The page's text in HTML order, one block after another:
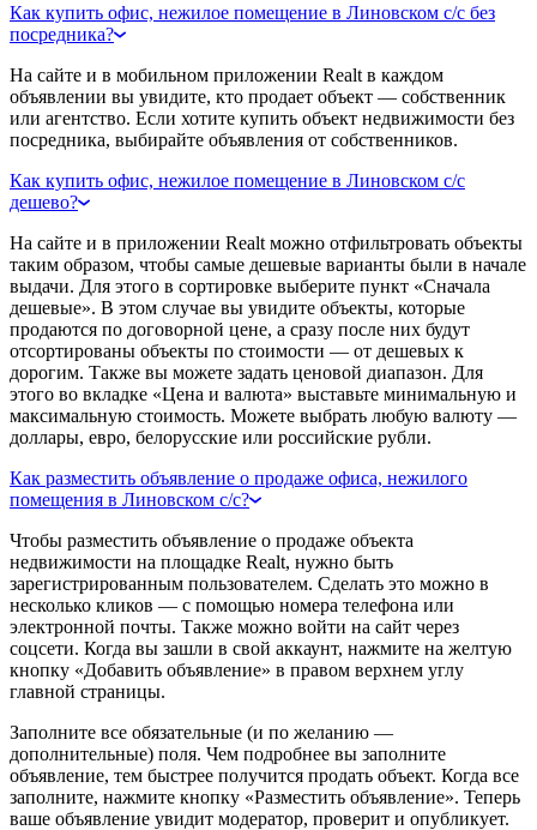
Как купить офис, нежилое помещение в Линовском с/с без
посредника?
На сайте и в мобильном приложении Realt в каждом
объявлении вы увидите, кто продает объект — собственник
или агентство. Если хотите купить объект недвижимости без
посредника, выбирайте объявления от собственников.
Как купить офис, нежилое помещение в Линовском с/с
дешево?
На сайте и в приложении Realt можно отфильтровать объекты
таким образом, чтобы самые дешевые варианты были в начале
выдачи. Для этого в сортировке выберите пункт «Сначала
дешевые». В этом случае вы увидите объекты, которые
продаются по договорной цене, а сразу после них будут
отсортированы объекты по стоимости — от дешевых к
дорогим. Также вы можете задать ценовой диапазон. Для
этого во вкладке «Цена и валюта» выставьте минимальную и
максимальную стоимость. Можете выбрать любую валюту —
доллары, евро, белорусские или российские рубли.
Как разместить объявление о продаже офиса, нежилого
помещения в Линовском с/с?
Чтобы разместить объявление о продаже объекта
недвижимости на площадке Realt, нужно быть
зарегистрированным пользователем. Сделать это можно в
несколько кликов — с помощью номера телефона или
электронной почты. Также можно войти на сайт через
соцсети. Когда вы зашли в свой аккаунт, нажмите на желтую
кнопку «Добавить объявление» в правом верхнем углу
главной страницы.
Заполните все обязательные (и по желанию —
дополнительные) поля. Чем подробнее вы заполните
объявление, тем быстрее получится продать объект. Когда все
заполните, нажмите кнопку «Разместить объявление». Теперь
ваше объявление увидит модератор, проверит и опубликует.